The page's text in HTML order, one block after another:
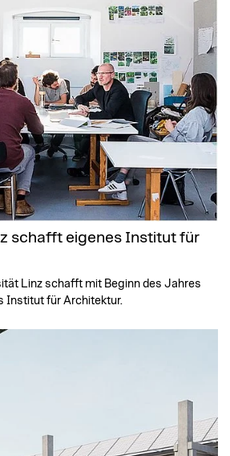
schafft eigenes Institut für
Linz schafft mit Beginn des Jahres
Institut für Architektur.